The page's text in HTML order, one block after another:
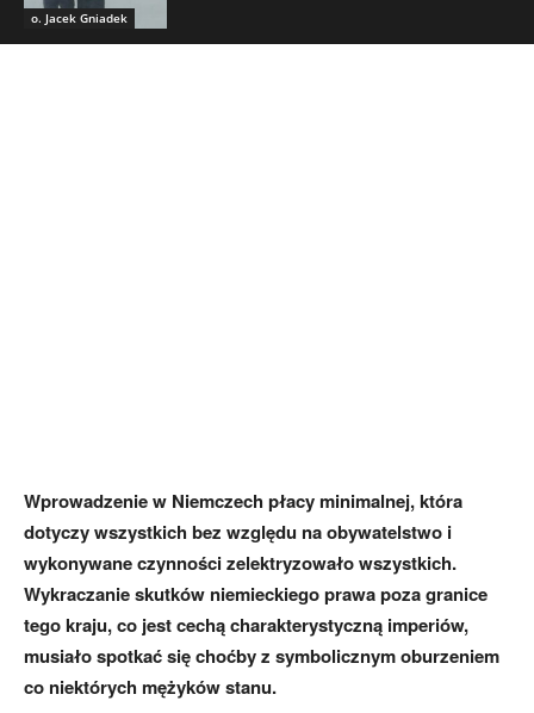
o. Jacek Gniadek
Wprowadzenie w Niemczech płacy minimalnej, która
dotyczy wszystkich bez względu na obywatelstwo i
wykonywane czynności zelektryzowało wszystkich.
Wykraczanie skutków niemieckiego prawa poza granice
tego kraju, co jest cechą charakterystyczną imperiów,
musiało spotkać się choćby z symbolicznym oburzeniem
co niektórych mężyków stanu.